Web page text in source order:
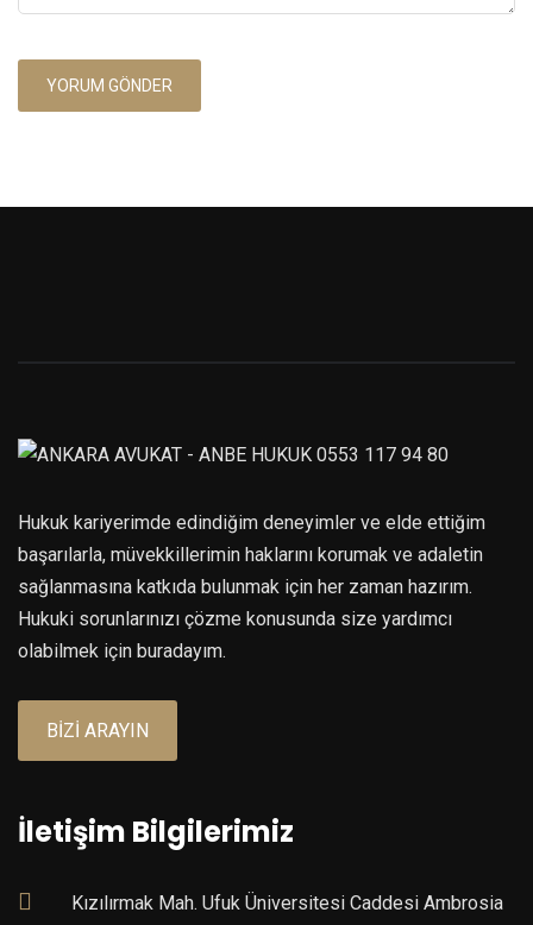
Hukuk kariyerimde edindiğim deneyimler ve elde ettiğim
başarılarla, müvekkillerimin haklarını korumak ve adaletin
sağlanmasına katkıda bulunmak için her zaman hazırım.
Hukuki sorunlarınızı çözme konusunda size yardımcı
olabilmek için buradayım.
BIZI ARAYIN
İletişim Bilgilerimiz
Kızılırmak Mah. Ufuk Üniversitesi Caddesi Ambrosia